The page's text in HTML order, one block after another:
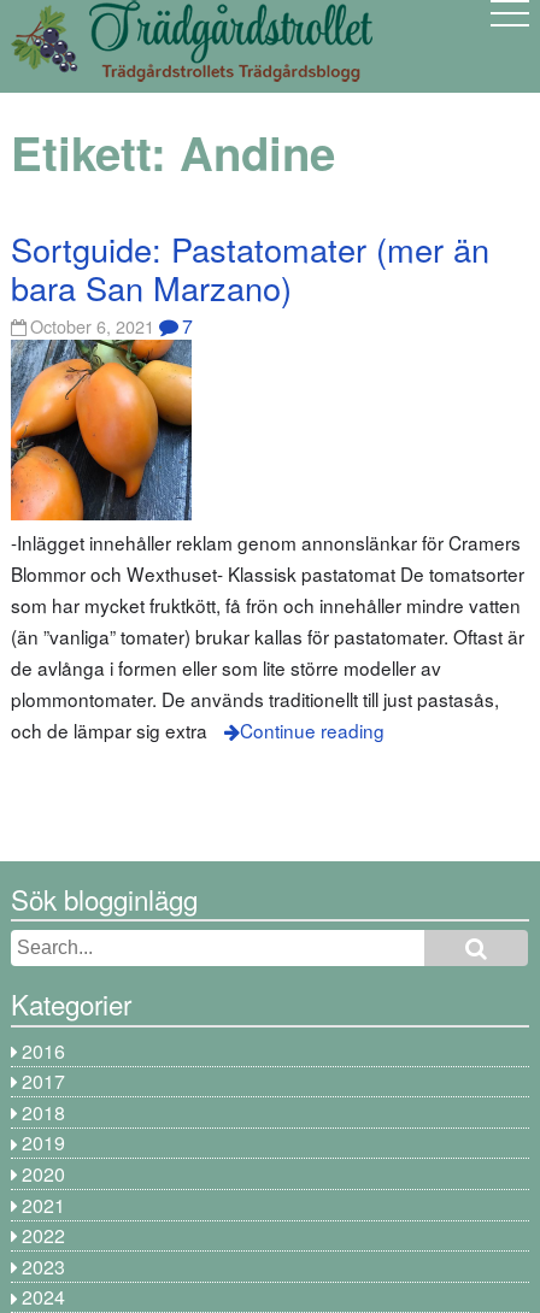
Etikett: Andine
Sortguide: Pastatomater (mer än
bara San Marzano)
October 6, 2021 7
-Inlägget innehåller reklam genom annonslänkar för Cramers
Blommor och Wexthuset- Klassisk pastatomat De tomatsorter
som har mycket fruktkött, få frön och innehåller mindre vatten
(än ”vanliga” tomater) brukar kallas för pastatomater. Oftast är
de avlånga i formen eller som lite större modeller av
plommontomater. De används traditionellt till just pastasås,
och de lämpar sig extra
Continue reading
Sök blogginlägg
Kategorier
2016
2017
2018
2019
2020
2021
2022
2023
2024